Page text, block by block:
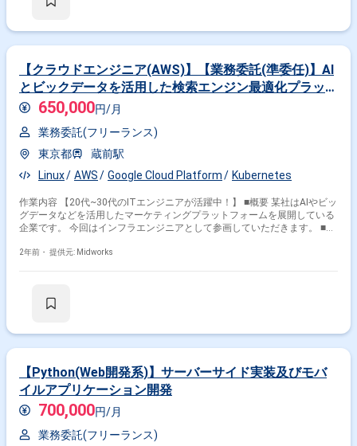
【クラウドエンジニア(AWS)】【業務委託(準委任)】AI
とビックデータを活用した検索エンジン最適化プラット
フォームのインフラ案件
650,000円/月
業務委託(フリーランス)
東京都
蔵前駅
Linux
AWS Google Cloud Platform Kubernetes
作業内容 【20代~30代のITエンジニアが活躍中！】 ■概要 某社はAIやビッ
グデータなどを活用したマーケティングプラットフォームを展開している
企業です。 今回はインフラエンジニアとして参画していただきます。 ■具
定 ・システムの現状分析、技術的な問題点の調査、改善 ・開発環境、リ
Codeの推進 ■開発環境 言語：PHP、Typescript、Python3、Java(一部) フ
ChatWork、Confluence等
2年前・ 提供元: Midworks
【Python(Web開発系)】サーバーサイド実装及びモバ
イルアプリケーション開発
700,000円/月
業務委託(フリーランス)